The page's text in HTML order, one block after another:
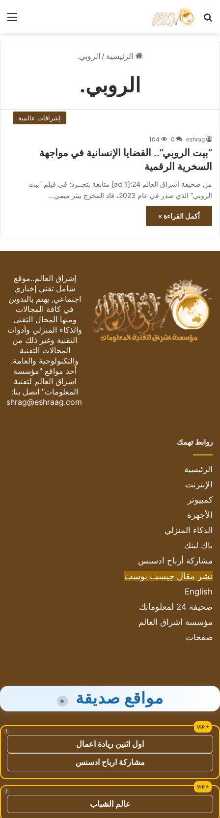
بحث عن
الرئيسية / الروبي.
الروبي.
إشراقات عالمية
eshrag
0
104
“بيت الروبي”.. القضايا الإنسانية في مواجهة
السخرية الرقمية
من صحيفة اشراق العالم 24:[ad_1] متابعة بتجــرد: في فيلم “بيت
الروبي” الذي صدر في عام 2023، قاد المخرج بيتر ميمي…
أكمل القراءة »
إشراق العالم..موقع
شامل تقني إخباري
اجتماعي, يهتم بالتدوين
في كافة المجالات
ومنها المجال التقني
والذكاء المنزلي وأدوات
التقنية وغير ذلك من
المجالات التقنية
والتكنولوجية والعامة.
أحد مواقع "مؤسسة
اشراق العالم لتقنية
المعلومات" اتصل بنا:
eshrag@eshraag.com
روابط تهمك
الرئيسية
الإنترنت
كمبيوتر
الأجهزة
الذكاء المنزلي
باك لينك
مشاركة أرباح ادسنس
نشر مقال جيست بوست
English
صحيفة 24 لمعلوماتك
مؤسسة اشراق العالم
صفحات
مواقع صديقة +
!
اول اثنين ريادة اعمال
مشاركة ارباح ادسنس
!
عالم الشباب